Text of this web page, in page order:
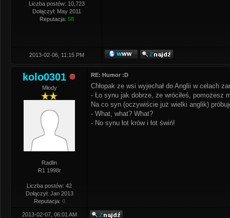
Liczba postów: 10,723
Dołączył: May 2011
Reputacja: 58
2013-02-06, 11:15 PM
kolo0301
Młody
Radlin
R1 1998r
Liczba postów: 42
Dołączył: Jan 2013
Reputacja: 0
RE: Humor :D
Chłopak ze wsi wyjechał do Anglii w celach
- Ło synu jak dobrze, że wróciłeś, pomożesz
Na co syn (oczywiście już wielki anglik)
- What, what? What?
- No synu łot krów i łot świń!
2013-02-07, 06:01 AM